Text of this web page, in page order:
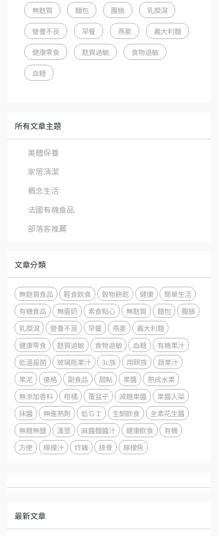
無麩質 麵包 腹脹 乳糜瀉
營養不良 早餐 燕麥 義大利麵
健康零食 麩質過敏 食物過敏
血糖
所有文章主題
美體保養
家居清潔
概念生活
法國有機食品
部落客推薦
文章分類
無麩質食品 輕食飲食 穀物餅乾 健康
簡單生活
有機食品
無蛋奶 素食點心 無麩質 麵包
腹脹
乳糜瀉
營養不良 早餐 燕麥
義大利麵
健康零食
麩質過敏 食物過敏 血糖
有機果汁
低溫殺菌
玻璃瓶果汁 3c族 用眼族
蔬果汁
果泥
優格 副食品 甜點 果醬
熟成水果
無添加香料
柑橘 覆盆子 減糖果醬
果醬入菜
抹醬
無催熟劑 低ＧＩ 生酮飲食
全素花生醬
無糖無鹽
漢堡 麻醬麵醬汁 健康飲食
有機
方便
檸檬汁 炸雞 排骨 檸檬魚
最新文章